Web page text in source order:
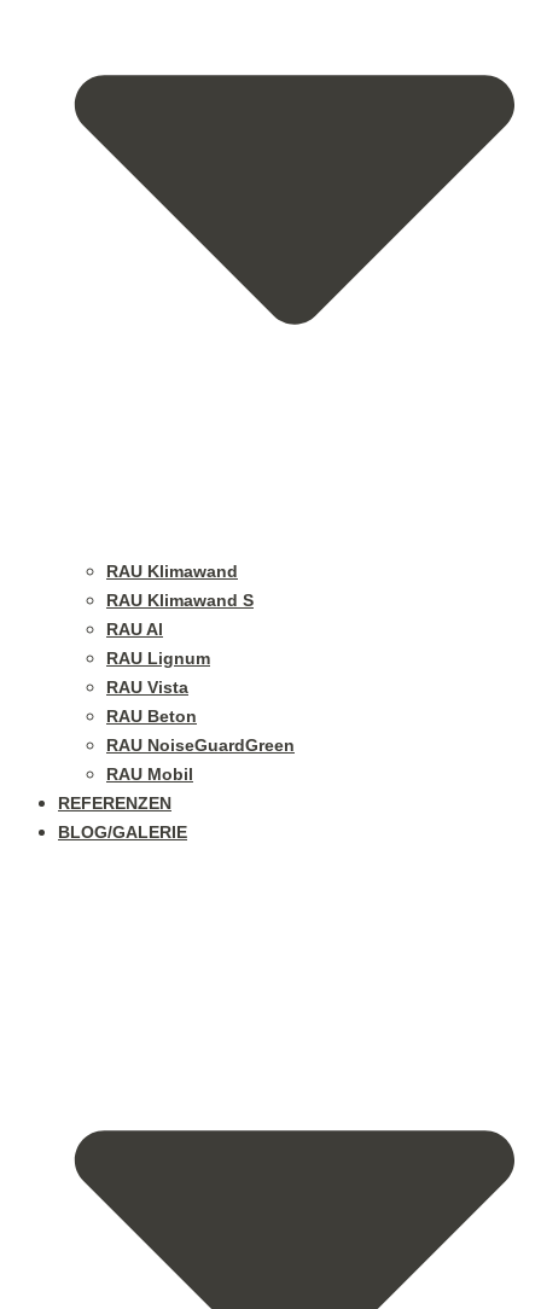
RAU Klimawand
RAU Klimawand S
RAU Al
RAU Lignum
RAU Vista
RAU Beton
RAU NoiseGuardGreen
RAU Mobil
REFERENZEN
BLOG/GALERIE